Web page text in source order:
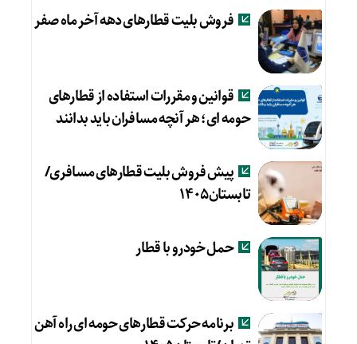
فروش بلیت قطارهای دهه آخر ماه صفر
قوانین و مقررات استفاده از قطارهای
حومه ای؛ هر آنچه مسافران باید بدانند
پیش فروش بلیت قطارهای مسافری/
تابستان۱۴۰۵
حمل خودرو با قطار
برنامه حرکت قطارهای حومه ای راه آهن